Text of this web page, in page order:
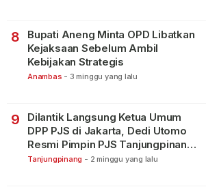
8
Bupati Aneng Minta OPD Libatkan
Kejaksaan Sebelum Ambil
Kebijakan Strategis
Anambas - 3 minggu yang lalu
9
Dilantik Langsung Ketua Umum
DPP PJS di Jakarta, Dedi Utomo
Resmi Pimpin PJS Tanjungpinang-
Bintan
Tanjungpinang - 2 minggu yang lalu